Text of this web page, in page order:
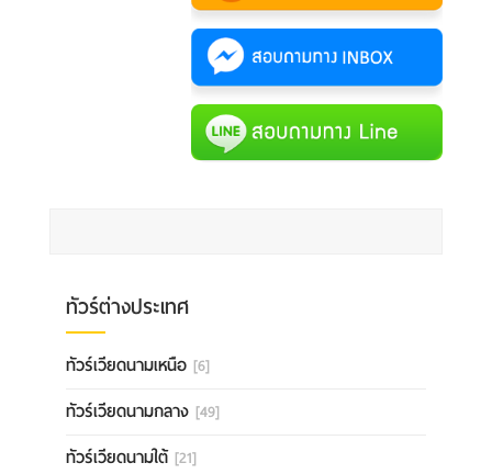
ทัวร์ต่างประเทศ
ทัวร์เวียดนามเหนือ [6]
ทัวร์เวียดนามกลาง [49]
ทัวร์เวียดนามใต้ [21]